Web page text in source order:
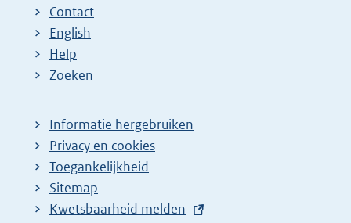
Contact
English
Help
Zoeken
Informatie hergebruiken
Privacy en cookies
Toegankelijkheid
Sitemap
E
Kwetsbaarheid melden